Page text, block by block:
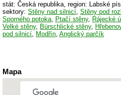
stát: Česká republika, region: Labské
sektory: Stěny nad silnicí, Stěny pod
Sporného potoka, Ptačí stěny, Rájecké
Velké stěny, Bürschlické stěny,
pod silnicí, Modřín, Anglický parčík
Mapa